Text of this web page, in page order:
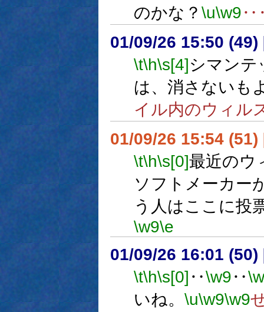
のかな？ \u\w9
01/09/26 15:50 (49)
\t\h\s[4]シマンテ
は、消さないも
イル内のウィル
01/09/26 15:54 (51)
\t\h\s[0]最近のウ
ソフトメーカー
う人はここに投
\w9\e
01/09/26 16:01 (50)
\t\h\s[0] ‥\w9‥
いね。 \u\w9\w9